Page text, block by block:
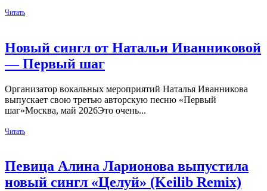
Читать
Новый сингл от Натальи Иванниковой
— Первый шаг
Организатор вокальных мероприятий Наталья Иванникова
выпускает свою третью авторскую песню «Первый
шаг»Москва, май 2026Это очень...
Читать
Певица Алина Ларионова выпустила
новый сингл «Целуй» (Keilib Remix)